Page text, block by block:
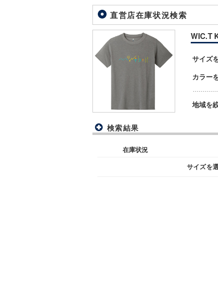
直営店在庫状況検索
WIC.T
サイズ
カラー
地域を
検索結果
在庫状況
サイズを